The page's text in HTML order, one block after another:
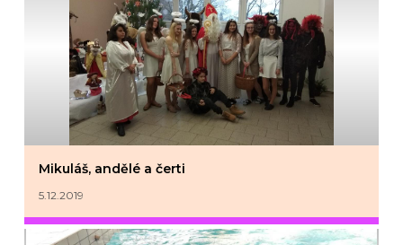
Mikuláš, andělé a čerti
5.12.2019